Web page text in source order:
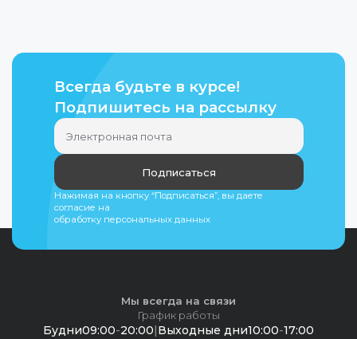
Всегда будьте в курсе!
Подпишитесь на рассылку
Подписаться
Нажимая на кнопку “Подписаться”, вы даете
согласие на
обработку персональных данных
Мы всегда на связи
График работы
Будни09:00-20:00 Выходные дни10:00-17:00